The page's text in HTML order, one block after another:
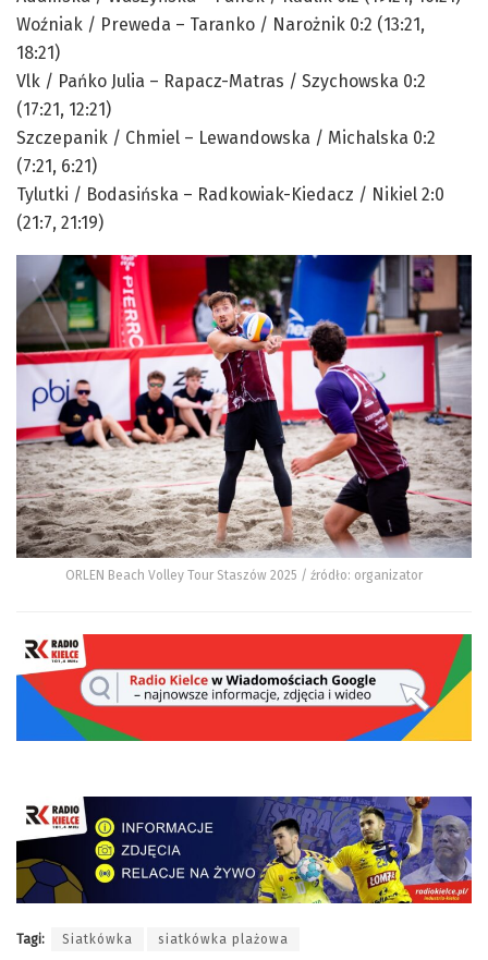
Woźniak / Preweda – Taranko / Narożnik 0:2 (13:21,
18:21)
Vlk / Pańko Julia – Rapacz-Matras / Szychowska 0:2
(17:21, 12:21)
Szczepanik / Chmiel – Lewandowska / Michalska 0:2
(7:21, 6:21)
Tylutki / Bodasińska – Radkowiak-Kiedacz / Nikiel 2:0
(21:7, 21:19)
ORLEN Beach Volley Tour Staszów 2025 / źródło: organizator
Tagi: Siatkówka siatkówka plażowa